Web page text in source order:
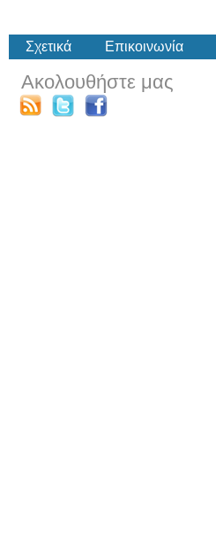
Σχετικά Επικοινωνία
Ακολουθήστε μας